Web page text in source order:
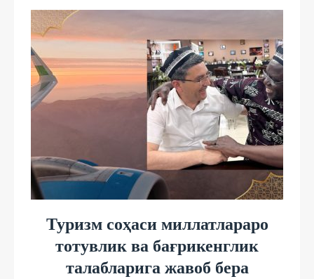
Туризм соҳаси миллатлараро
тотувлик ва бағрикенглик
талабларига жавоб бера